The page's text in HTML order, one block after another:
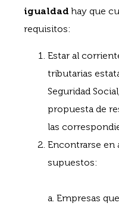
igualdad hay que
requisitos:
Estar al
tributarias
Seguridad
propuesta de
las
Encontrarse en
supuestos:
a. Empresas